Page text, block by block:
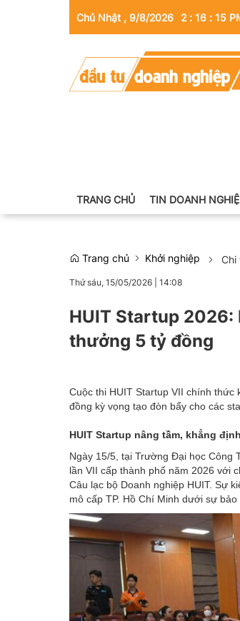
Chủ Nhật , 9/8/2026 2 : 16 : 17
TRANG CHỦ TIN DOANH
Thông tin doanh
Kinh tế tài chính
Emagazine
Trang chủ Khởi nghiệp Chi
Thứ sáu, 15/05/2026 14:08
HUIT Startup 2026:
thưởng 5 tỷ đồng
Cuộc thi HUIT Startup VII chính
đồng kỳ vọng tạo đòn bẩy cho các
HUIT Startup nâng tầm, khẳng
Ngày 15/5, tại Trường Đại học Công
lần VII cấp thành phố năm 2026 với
Câu lạc bộ Doanh nghiệp HUIT. Sự
mô cấp TP. Hồ Chí Minh dưới sự